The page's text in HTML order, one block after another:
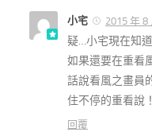
小宅 2015 年 8
疑…小宅現在知道
如果還要在重看
話說看風之畫員
住不停的重看說
回覆